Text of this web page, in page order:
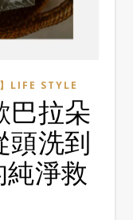
】LIFE STYLE
巴拉朵
頭洗到
淨救